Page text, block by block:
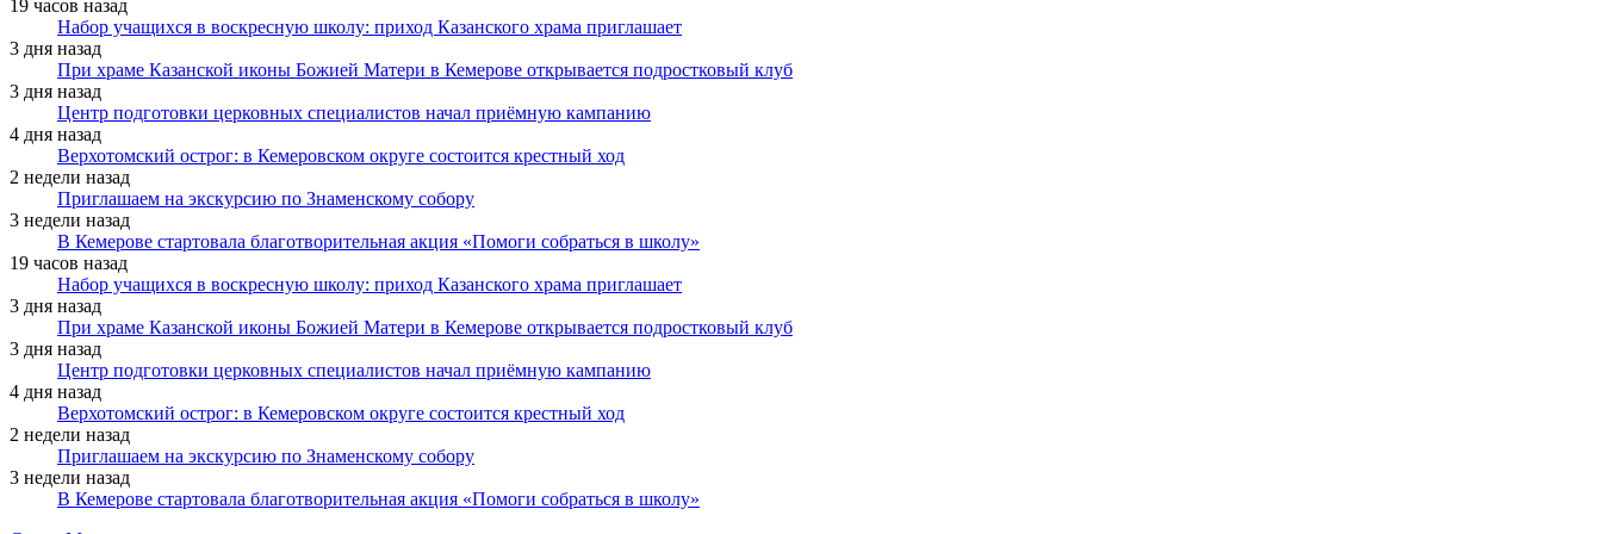
19 часов назад
Набор учащихся в воскресную школу: приход Казанского храма приглашает
3 дня назад
При храме Казанской иконы Божией Матери в Кемерове открывается подростковый клуб
3 дня назад
Центр подготовки церковных специалистов начал приёмную кампанию
4 дня назад
Верхотомский острог: в Кемеровском округе состоится крестный ход
2 недели назад
Приглашаем на экскурсию по Знаменскому собору
3 недели назад
В Кемерове стартовала благотворительная акция «Помоги собраться в школу»
19 часов назад
Набор учащихся в воскресную школу: приход Казанского храма приглашает
3 дня назад
При храме Казанской иконы Божией Матери в Кемерове открывается подростковый клуб
3 дня назад
Центр подготовки церковных специалистов начал приёмную кампанию
4 дня назад
Верхотомский острог: в Кемеровском округе состоится крестный ход
2 недели назад
Приглашаем на экскурсию по Знаменскому собору
3 недели назад
В Кемерове стартовала благотворительная акция «Помоги собраться в школу»